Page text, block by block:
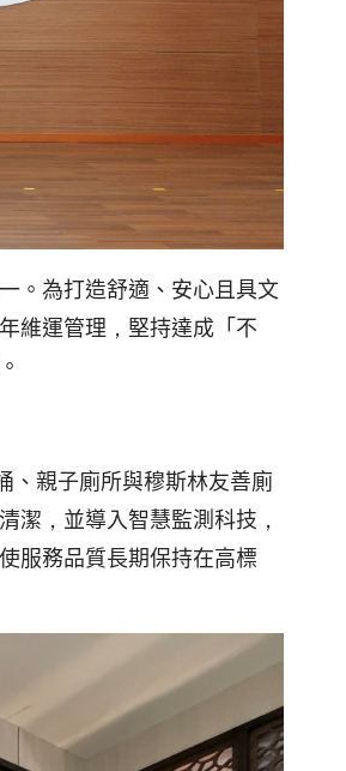
。為打造舒適、安心且具文
維運管理，堅持達成「不
、親子廁所與穆斯林友善廁
潔，並導入智慧監測科技，
服務品質長期保持在高標